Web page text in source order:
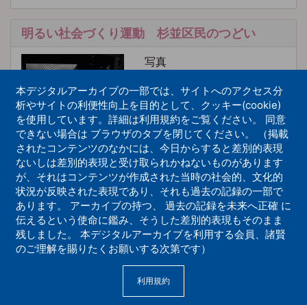
明るい社会づくり運動 杉並区民のつどい
写真
全国幹部指導会
写真
本デジタルアーカイブの一部では、サイトへのアクセス分
析やサイトの利便性向上を目的として、クッキー(cookie)
を使用しています。詳細は利用規約をご覧ください。 同意
できない場合は ブラウザのタブを閉じてください。 （掲載
されたコンテンツのなかには、今日からすると差別的表現
ないしは差別的表現と受け取られかねないものがあります
が、それはコンテンツが作成された当時の社会的、文化的
状況が反映された表現であり、それも過去の記録の一部で
あります。 アーカイブの持つ、 過去の記録を未来へ正確 に
伝えるという使命に鑑み、そうした差別的表現もそのまま
残しました。 本デジタルアーカイブを利用する会員、諸賢
のご理解を賜りたくお願いする次第です）
利用規約